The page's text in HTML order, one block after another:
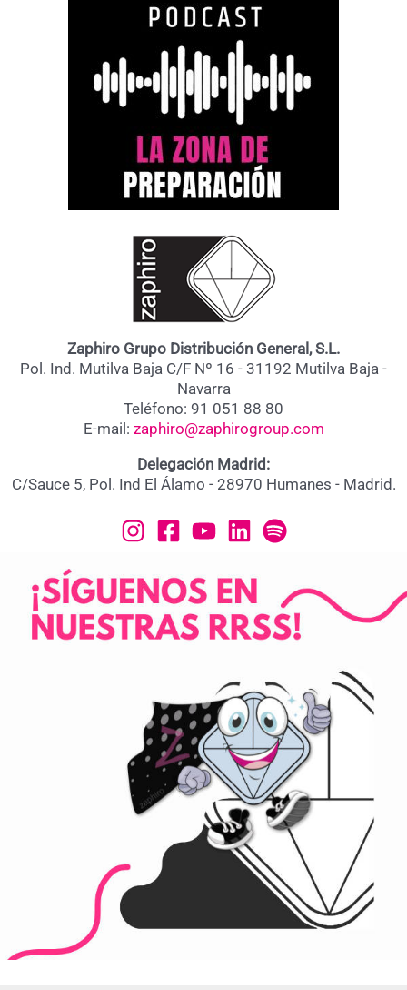
Zaphiro Grupo Distribución General, S.L.
Pol. Ind. Mutilva Baja C/F Nº 16 - 31192 Mutilva Baja -
Navarra
Teléfono: 91 051 88 80
E-mail: zaphiro@zaphirogroup.com
Delegación Madrid:
C/Sauce 5, Pol. Ind El Álamo - 28970 Humanes - Madrid.